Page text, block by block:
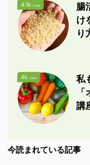
4.1k view
腸
け
り
4k view
私
講
今読まれている記事